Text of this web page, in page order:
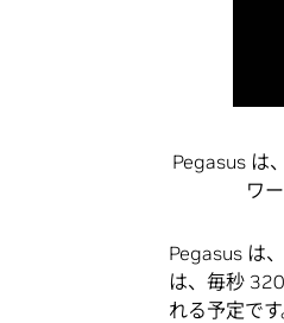
Pegasus は
ワ
Pegasus は
は、毎秒
れる予定です